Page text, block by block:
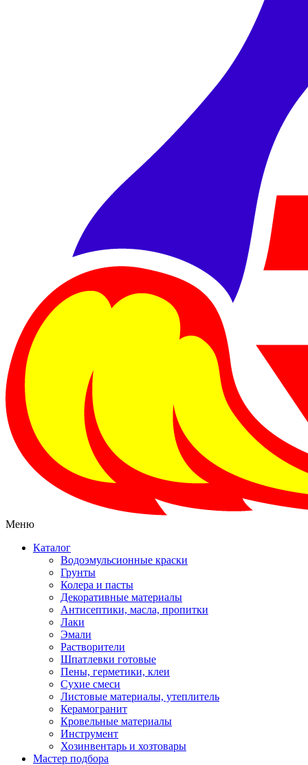
Меню
Каталог
Водоэмульсионные краски
Грунты
Колера и пасты
Декоративные материалы
Антисептики, масла, пропитки
Лаки
Эмали
Растворители
Шпатлевки готовые
Пены, герметики, клеи
Сухие смеси
Листовые материалы, утеплитель
Керамогранит
Кровельные материалы
Инструмент
Хозинвентарь и хозтовары
Мастер подбора